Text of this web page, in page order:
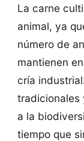
La carne
animal, ya
número de
mantienen
cría
tradicionales
a la
tiempo que